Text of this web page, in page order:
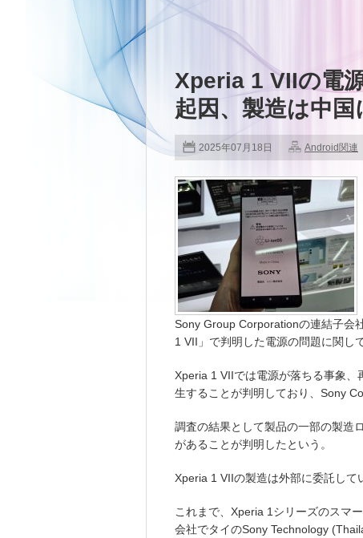
Xperia 1 VIIの電
起因、製造は中国
2025年07月18日 Android関連
Sony Group Corporationの連結子会
1 VII」で判明した電源の問題に関し
Xperia 1 VIIでは電源が落ちる事象、
生することが判明しており、Sony
調査の結果として製品の一部の製造
があることが判明したという。
Xperia 1 VIIの製造は外部に委託して
これまで、Xperia 1シリーズのスマ
会社でタイのSony Technology